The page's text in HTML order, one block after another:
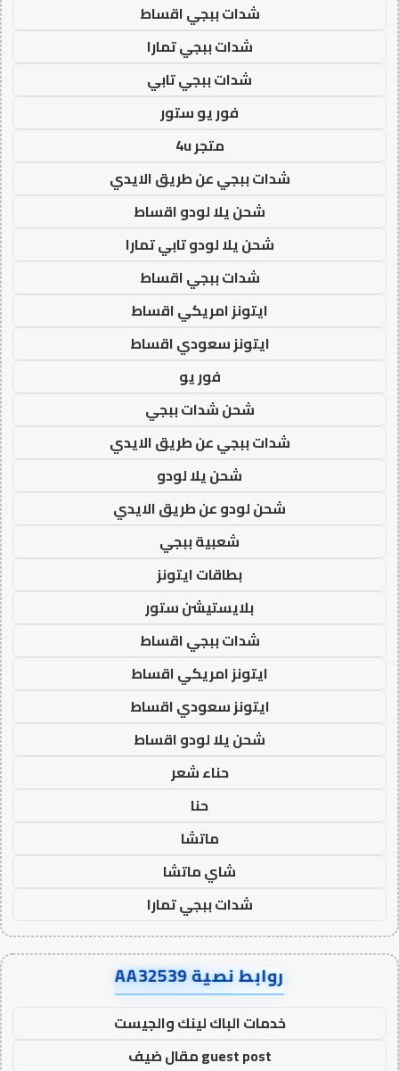
شدات ببجي اقساط
شدات ببجي تمارا
شدات ببجي تابي
فور يو ستور
متجر 4u
شدات ببجي عن طريق الايدي
شحن يلا لودو اقساط
شحن يلا لودو تابي تمارا
شدات ببجي اقساط
ايتونز امريكي اقساط
ايتونز سعودي اقساط
فور يو
شحن شدات ببجي
شدات ببجي عن طريق الايدي
شحن يلا لودو
شحن لودو عن طريق الايدي
شعبية ببجي
بطاقات ايتونز
بلايستيشن ستور
شدات ببجي اقساط
ايتونز امريكي اقساط
ايتونز سعودي اقساط
شحن يلا لودو اقساط
حناء شعر
حنا
ماتشا
شاي ماتشا
شدات ببجي تمارا
روابط نصية AA32539
خدمات الباك لينك والجيست
guest post مقال ضيف